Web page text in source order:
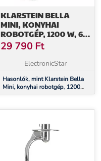
KLARSTEIN BELLA
MINI, KONYHAI
ROBOTGÉP, 1200 W, 6
FOKOZAT, 4 L,
PULZÁLÓ FUNKCIÓ,
ROZSDAMENTES ACÉL
29 790 Ft
ElectronicStar
Hasonlók, mint Klarstein Bella
Mini, konyhai robotgép, 1200
W, 6 fokozat, 4 L, pulzáló